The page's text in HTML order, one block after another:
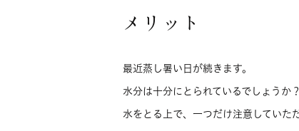
メリット
最近蒸し暑い日が続きます。
水分は十分にとられているでしょうか？
水をとる上で、一つだけ注意していた